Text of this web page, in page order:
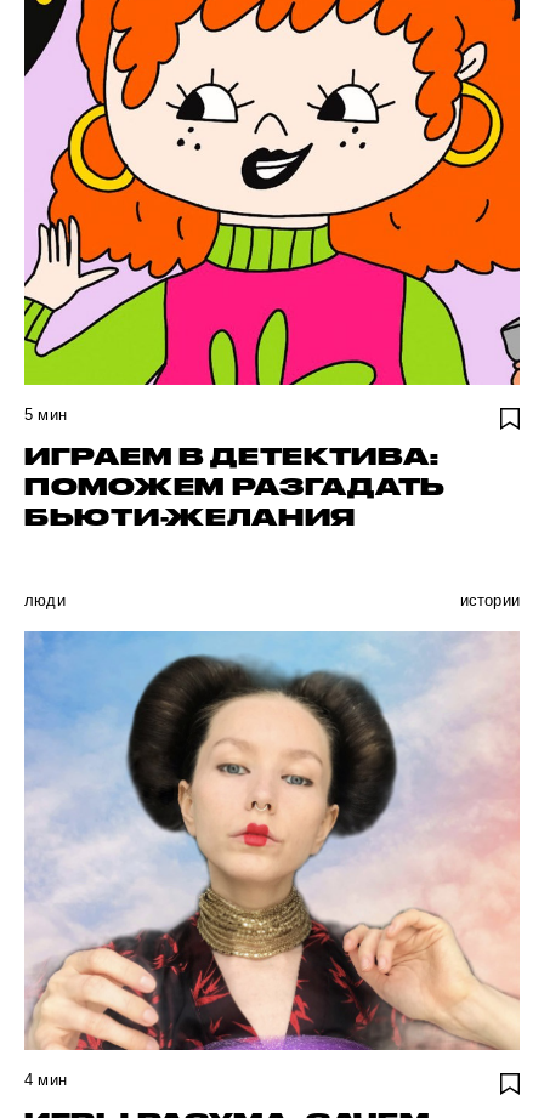
5 мин
ИГРАЕМ В ДЕТЕКТИВА:
ПОМОЖЕМ РАЗГАДАТЬ
БЬЮТИ-ЖЕЛАНИЯ
люди истории
4 мин